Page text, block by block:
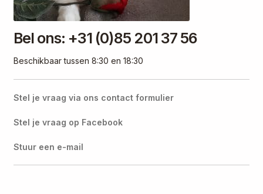
Bel ons: +31 (0)85 201 37 56
Beschikbaar tussen 8:30 en 18:30
Stel je vraag via ons contact formulier
Stel je vraag op Facebook
Stuur een e-mail